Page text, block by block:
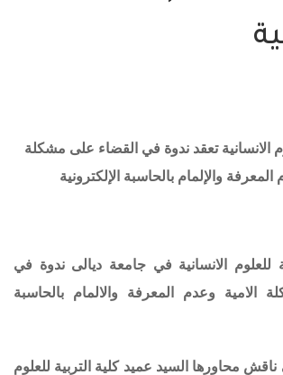
الانسانية تعقد ندوة في القضاء على مشكلة
المعرفة والإلمام بالحاسبة الإلكترونية
للعلوم الانسانية في جامعة ديالى ندوة في
الامية وعدم المعرفة والالمام بالحاسبة
محاورها السيد عميد كلية التربية للعلوم